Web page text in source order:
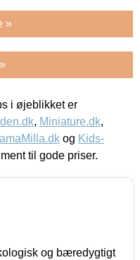
»
i øjeblikket er
, Miniature.dk,
og Kids-
til gode priser.
og bæredygtigt